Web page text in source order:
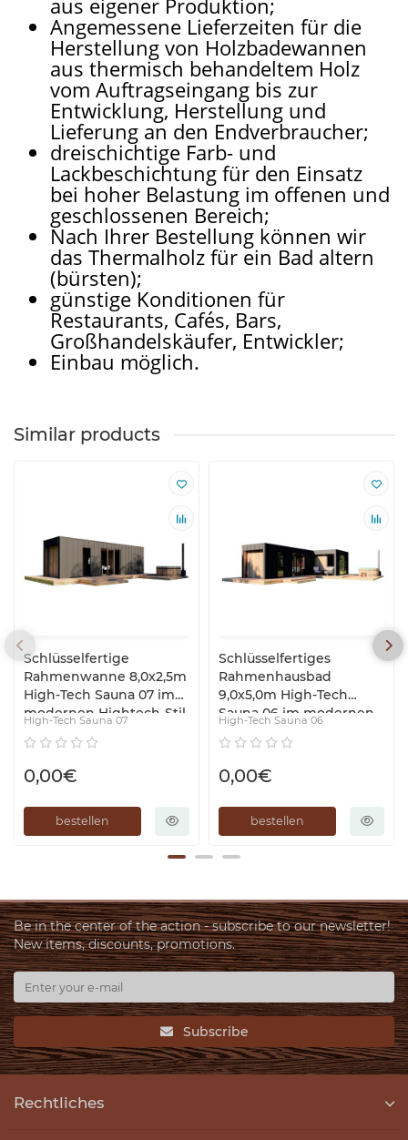
aus eigener Produktion;
Angemessene Lieferzeiten für die
Herstellung von Holzbadewannen
aus thermisch behandeltem Holz
vom Auftragseingang bis zur
Entwicklung, Herstellung und
Lieferung an den Endverbraucher;
dreischichtige Farb- und
Lackbeschichtung für den Einsatz
bei hoher Belastung im offenen und
geschlossenen Bereich;
Nach Ihrer Bestellung können wir
das Thermalholz für ein Bad altern
(bürsten);
günstige Konditionen für
Restaurants, Cafés, Bars,
Großhandelskäufer, Entwickler;
Einbau möglich.
Similar products
Schlüsselfertige
Rahmenwanne 8,0x2,5m
High-Tech Sauna 07 im
modernen Hightech-Stil
vom Hersteller
ThermoWood
High-Tech Sauna 07
0,00€
bestellen
Schlüsselfertiges
Rahmenhausbad
9,0x5,0m High-Tech
Sauna 06 im modernen
High-Tech Stil vom
Hersteller ThermoWood
High-Tech Sauna 06
0,00€
bestellen
Be in the center of the action - subscribe to our newsletter!
New items, discounts, promotions.
Subscribe
Rechtliches